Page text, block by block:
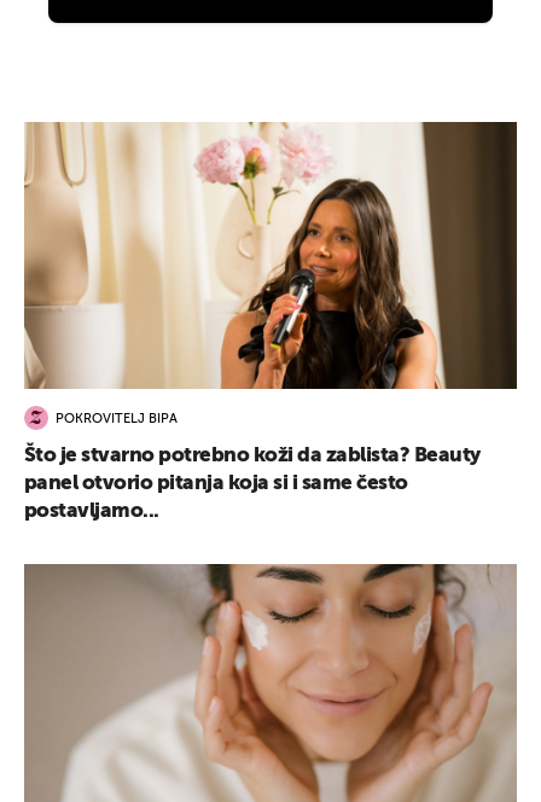
POKROVITELJ BIPA
Što je stvarno potrebno koži da zablista? Beauty
panel otvorio pitanja koja si i same često
postavljamo...